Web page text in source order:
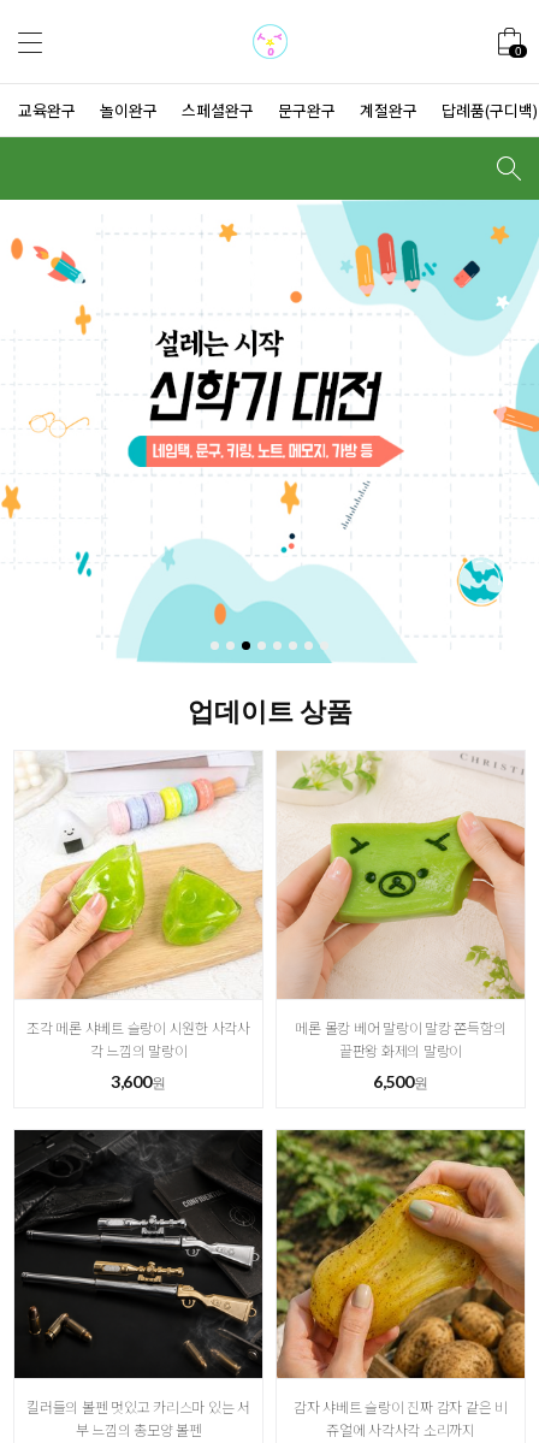
0
교육완구 놀이완구 스페셜완구 문구완구 계절완구 답례품(구디백)
업데이트 상품
조각 메론 샤베트 슬랑이 시원한 사각사
각 느낌의 말랑이
3,600원
메론 몰캉 베어 말랑이 말캉 쫀득함의
끝판왕 화제의 말랑이
6,500원
킬러들의 볼펜 멋있고 카리스마 있는 서
부 느낌의 총모양 볼펜
감자 샤베트 슬랑이 진짜 감자 같은 비
쥬얼에 사각사각 소리까지